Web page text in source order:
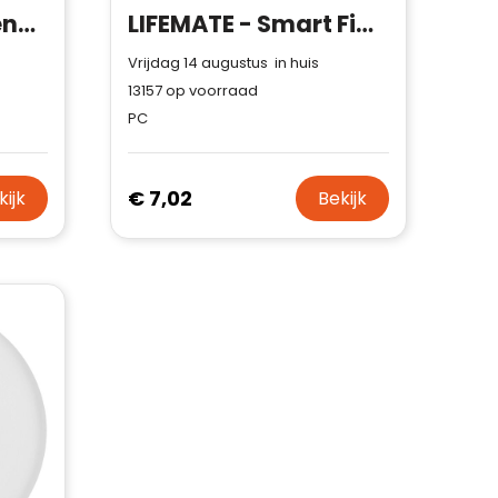
WARMUG - Mokkenwarmer in ABS LIFEMATE - Smart Find My Locator
Vrijdag 14 augustus in huis
13157op voorraad
PC
€ 7,02 Bekijk